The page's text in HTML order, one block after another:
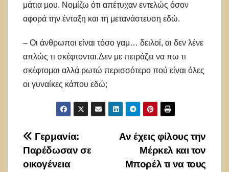
μάτια μου. Νομίζω ότι απέτυχαν εντελώς όσον
αφορά την ένταξη και τη μετανάστευση εδώ.
– Οι άνθρωποι είναι τόσο γαμ… δειλοί, αι δεν λένε
απλώς τι σκέφτονται.Δεν με πειράζει να πω τι
σκέφτομαι αλλά ρωτώ περισσότερο πού είναι όλες
οι γυναίκες κάπου εδώ;
Πλοήγηση
άρθρων
Αν έχεις φίλους την
Μέρκελ και τον
Μπορέλ τι να τους
Γερμανία:
Παρέδωσαν σε
οικογένεια